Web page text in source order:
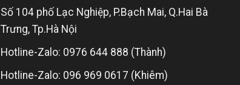
Số 104 phố Lạc Nghiệp, P.Bạch Mai, Q.Hai Bà
Trưng, Tp.Hà Nội
Hotline-Zalo: 0976 644 888 (Thành)
Hotline-Zalo: 096 969 0617 (Khiêm)